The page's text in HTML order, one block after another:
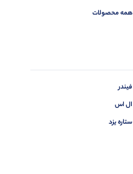
همه محصولات
فیندر
ال اس
ستاره یزد